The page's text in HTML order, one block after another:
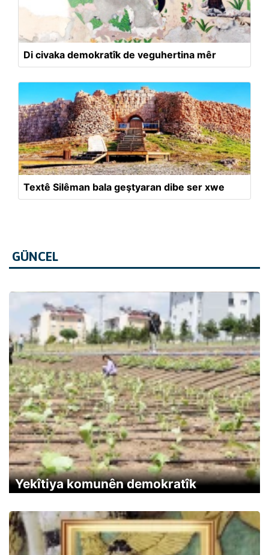
Di civaka demokratîk de veguhertina mêr
Textê Silêman bala geştyaran dibe ser xwe
GÜNCEL
Yekîtiya komunên demokratîk